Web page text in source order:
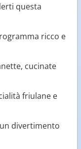
questa
ricco e
cucinate
friulane e
divertimento